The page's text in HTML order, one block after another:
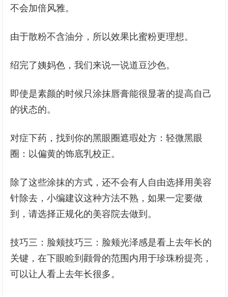
不会加倍风雅。
由于散粉不含油分，所以效果比蜜粉更理想。
绍完了姨妈色，我们来说一说道豆沙色。
即使是素颜的时候只涂抹唇膏能很显著的提高自己
的状态的。
对症下药，找到你的黑眼圈遮瑕处方：轻微黑眼
圈：以偏黄的饰底乳校正。
除了这些涂抹的方式，还不会有人自由选择用美容
针除去，小编建议这种方法不熟，如果一定要做
到，请选择正规化的美容院去做到。
技巧三：脸颊技巧三：脸颊光泽感是看上去年长的
关键，在下眼睑到颧骨的范围内用于珍珠粉提亮，
可以让人看上去年长很多。